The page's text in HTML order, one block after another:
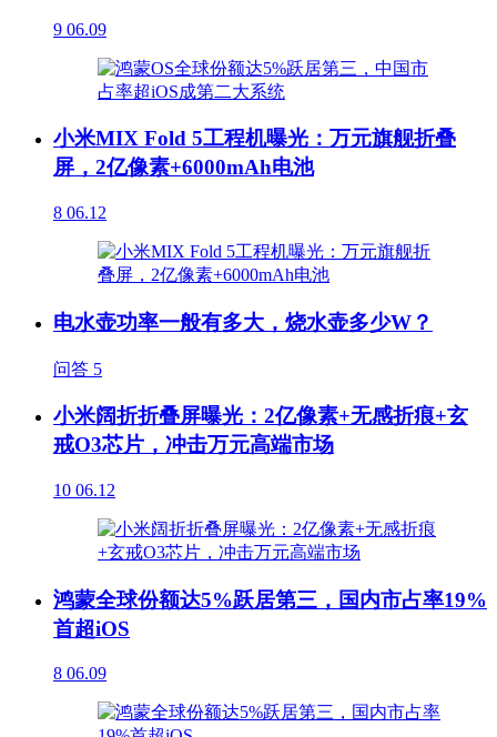
9 06.09
小米MIX Fold 5工程机曝光：万元旗舰折叠
屏，2亿像素+6000mAh电池
8 06.12
电水壶功率一般有多大，烧水壶多少W？
问答 5
小米阔折折叠屏曝光：2亿像素+无感折痕+玄
戒O3芯片，冲击万元高端市场
10 06.12
鸿蒙全球份额达5%跃居第三，国内市占率19%
首超iOS
8 06.09